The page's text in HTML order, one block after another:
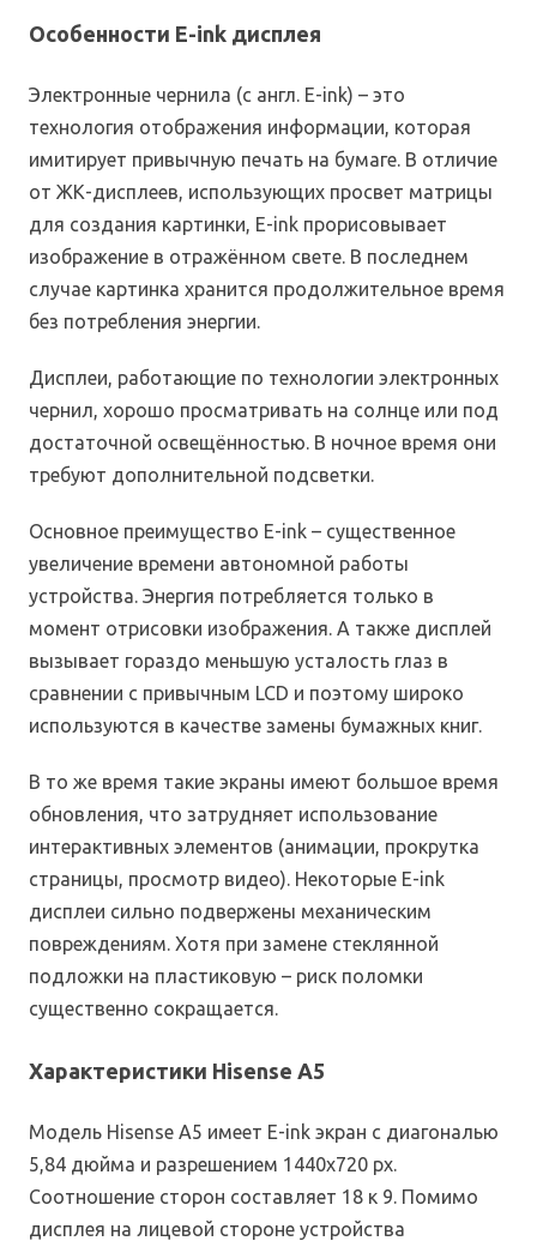
Особенности E-ink дисплея
Электронные чернила (с англ. E-ink) – это
технология отображения информации, которая
имитирует привычную печать на бумаге. В отличие
от ЖК-дисплеев, использующих просвет матрицы
для создания картинки, E-ink прорисовывает
изображение в отражённом свете. В последнем
случае картинка хранится продолжительное время
без потребления энергии.
Дисплеи, работающие по технологии электронных
чернил, хорошо просматривать на солнце или под
достаточной освещённостью. В ночное время они
требуют дополнительной подсветки.
Основное преимущество E-ink – существенное
увеличение времени автономной работы
устройства. Энергия потребляется только в
момент отрисовки изображения. А также дисплей
вызывает гораздо меньшую усталость глаз в
сравнении с привычным LCD и поэтому широко
используются в качестве замены бумажных книг.
В то же время такие экраны имеют большое время
обновления, что затрудняет использование
интерактивных элементов (анимации, прокрутка
страницы, просмотр видео). Некоторые E-ink
дисплеи сильно подвержены механическим
повреждениям. Хотя при замене стеклянной
подложки на пластиковую – риск поломки
существенно сокращается.
Характеристики Hisense A5
Модель Hisense A5 имеет E-ink экран с диагональю
5,84 дюйма и разрешением 1440х720 px.
Соотношение сторон составляет 18 к 9. Помимо
дисплея на лицевой стороне устройства